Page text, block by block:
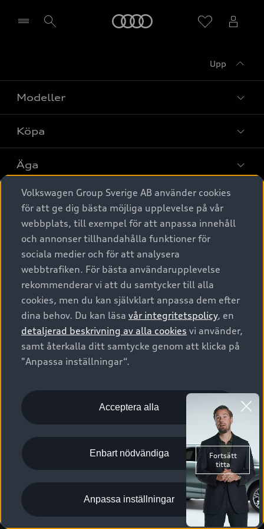
Upp
Modeller
Alla modeller
Elbilar
A6 modellerna
SUV
Avant
Audi Sport
Köpa
Privaterbjudanden
Privatleasing
Nya bilar i lager
Begagnade bilar i lager
Audi approved :plus - så gott som nya
Finansiering
Audi exclusive
Provkörning
Äga
Service & tillbehör
Audi digital services
Originaltillbehör - köp online
Garantier
Försäkring
Digitala manualer för din Audi
Audi Collection – livsstilsartiklar
Vanliga frågor
2G/3G nätet stängs ned - Hur påverkas min bil av detta?
Tjänstebil
Tjänstebil
Business lease online
Företagsleasing
Om Audi Sverige
Kontakta oss
Audi Återförsäljare/-serviceverkstad
myAudi
Pressmeddelanden
Nyhetsbrev
Vårt hållbarhetsarbete
Lediga tjänster huvudkontor
Lediga tjänster hos Audi Återförsäljare
Kommentar till mediauppgifter om dataläcka
© 2026 AUDI SVERIGE. All Rights Reserved.
Utgivare Juridiskt
Juridiskt Audi AG
Juridiskt Audi Digital Giveaway
Anpassa inställningar för cookies
Visselblåsarkanaler
Volkswagen Group Sverige AB använder cookies
för att ge dig bästa möjliga upplevelse på vår
webbplats, till exempel för att anpassa innehåll
och annonser tillhandahålla funktioner för
sociala medier och för att analysera
webbtrafiken. För bästa användarupplevelse
rekommenderar vi att du samtycker till alla
cookies, men du kan självklart anpassa dem efter
dina behov. Du kan läsa vår integritetspolicy, en
detaljerad beskrivning av alla cookies vi använder,
samt återkalla ditt samtycke genom att klicka på
"Anpassa inställningar“.
Acceptera alla
Enbart nödvändiga
Anpassa inställningar